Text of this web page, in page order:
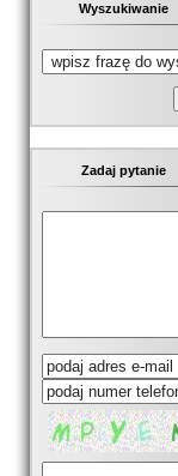
Wyszukiwanie
Zadaj pytanie